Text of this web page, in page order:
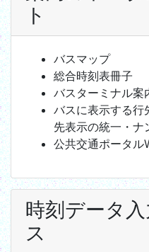
ト
バスマップ
総合時刻表冊子
バスターミナル案
バスに表示する行
先表示の統一・ナ
公共交通ポータル
時刻データ
ス